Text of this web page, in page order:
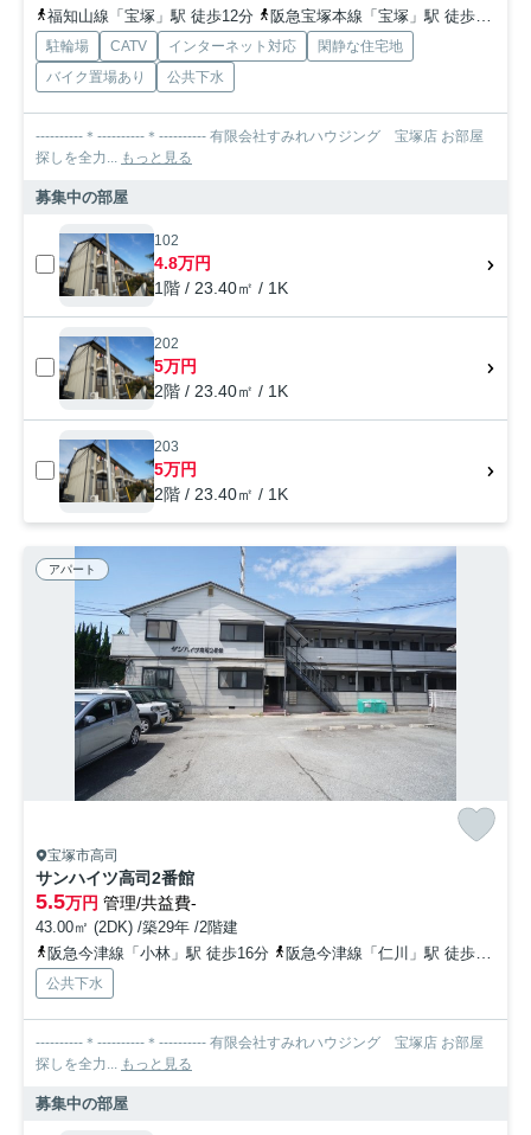
福知山線「宝塚」駅 徒歩12分
阪急宝塚本線「宝塚」駅 徒歩12分
駐輪場 CATV インターネット対応
閑静な住宅地
バイク置場あり
公共下水
----------＊----------＊---------- 有限会社すみれハウジング 宝塚店 お部屋
探しを全力...
もっと見る
募集中の部屋
102
4.8万円
1階 / 23.40㎡ / 1K
202
5万円
2階 / 23.40㎡ / 1K
203
5万円
2階 / 23.40㎡ / 1K
アパート
宝塚市高司
サンハイツ高司2番館
5.5万円 管理/共益費-
43.00㎡ (2DK) /築29年 /2階建
阪急今津線「小林」駅 徒歩16分
阪急今津線「仁川」駅 徒歩20分
公共下水
----------＊----------＊---------- 有限会社すみれハウジング 宝塚店 お部屋
探しを全力...
もっと見る
募集中の部屋